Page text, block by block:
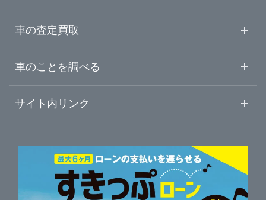
山形県
福島県
中古車情報・中古車検索
初めての中古車購入ガイド
中古車人気ランキング
自動車ローンを調べる
車の査定買取
車査定・車買取ならガリバー
ガリバーの査定が選ばれる理由
車を売る時よくある質問
便利な査定サービス
車のことを調べる
車初心者まとめ
新車・中古車カタログ
車の燃費を調べる
サイト内リンク
サイトマップ
サイトの使用条件